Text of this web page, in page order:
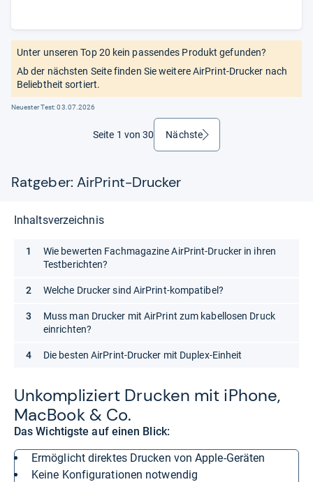
Unter unseren Top 20 kein passendes Produkt gefunden?
Ab der nächsten Seite finden Sie weitere AirPrint-Drucker nach
Beliebtheit sortiert.
Neuester Test:03.07.2026
Seite 1 von 30 Nächsteweiter
Ratgeber: AirPrint-Drucker
Unkom­pli­ziert Dru­cken mit iPhone,
Mac­Book & Co.
Das Wichtigste auf einen Blick:
ermöglicht direktes Drucken von Apple-Geräten
keine Konfigurationen notwendig
Inhaltsverzeichnis
Wie bewerten Fachmagazine AirPrint-Drucker in ihren
Testberichten?
Welche Drucker sind AirPrint-kompatibel?
Muss man Drucker mit AirPrint zum kabellosen Druck
einrichten?
Die besten AirPrint-Drucker mit Duplex-Einheit